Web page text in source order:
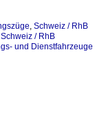
, Schweiz / RhB
Schweiz / RhB
und Dienstfahrzeuge